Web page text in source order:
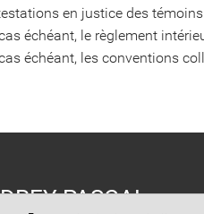
en justice des témoins
échéant, le règlement
échéant, les conventions
PASCAL